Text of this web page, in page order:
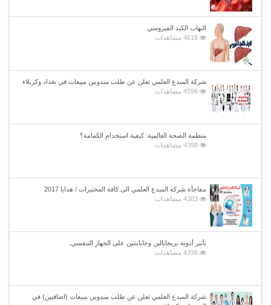
التهاب الكبد الفيروسي
4616 مشاهدات
شركة المبدع العلمي تعلن عن طلب مندوبين مبيعات في بغداد وكربلاء
4596 مشاهدات
منظمة الصحة العالمية: كيفية استخدام الكمامة؟
4398 مشاهدات
مفاجأة شركة المبدع العلمي الى كافة المختبرات / هدايا 2017
4383 مشاهدات
تأثير أدوية بريجابالين وجابابنتين على الجهاز التنفسي.
4336 مشاهدات
شركة المبدع العلمي تعلن عن طلب مندوبي مبيعات (اضافيين) في